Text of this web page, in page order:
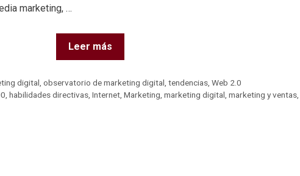
marketing, …
Leer más
digital ,observatorio de marketing digital ,tendencias ,Web 2.0
,habilidades directivas ,Internet ,Marketing ,marketing digital ,marketing y ventas